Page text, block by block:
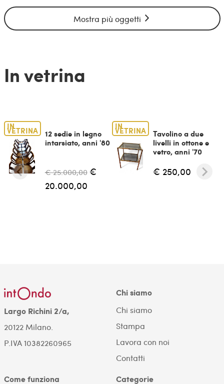
Mostra più oggetti
In vetrina
IN
VETRINA
12 sedie in legno
intarsiato, anni '80
€ 25.000,00 €
20.000,00
IN
VETRINA
Tavolino a due
livelli in ottone e
vetro, anni '70
€ 250,00
Largo Richini 2/a,
20122 Milano.
P.IVA 10382260965
Chi siamo
Chi siamo
Stampa
Lavora con noi
Contatti
Come funziona Categorie